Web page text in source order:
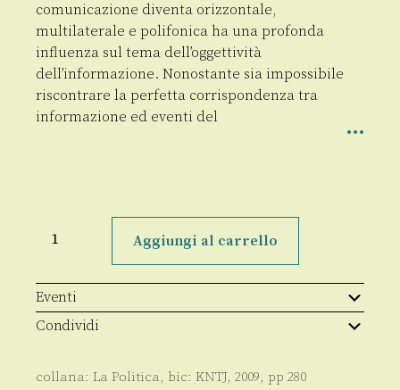
comunicazione diventa orizzontale,
multilaterale e polifonica ha una profonda
influenza sul tema dell’oggettività
dell’informazione. Nonostante sia impossibile
riscontrare la perfetta corrispondenza tra
informazione ed eventi del
dell'informazione
dei
blog
quantità
Aggiungi al carrello
Eventi
Condividi
collana: La Politica, bic: KNTJ, 2009, pp 280